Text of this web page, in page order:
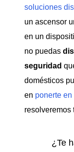
soluciones
un ascensor
en un
no puedas
seguridad
domésticos
en ponerte
resolveremos
¿Te